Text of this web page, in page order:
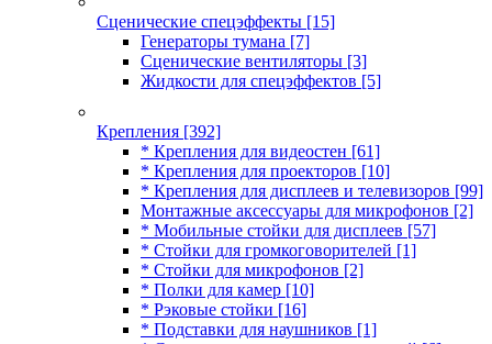
Сценические спецэффекты [15]
Генераторы тумана [7]
Сценические вентиляторы [3]
Жидкости для спецэффектов [5]
Крепления [392]
* Крепления для видеостен [61]
* Крепления для проекторов [10]
* Крепления для дисплеев и телевизоров [99]
Монтажные аксессуары для микрофонов [2]
* Мобильные стойки для дисплеев [57]
* Стойки для громкоговорителей [1]
* Стойки для микрофонов [2]
* Полки для камер [10]
* Рэковые стойки [16]
* Подставки для наушников [1]